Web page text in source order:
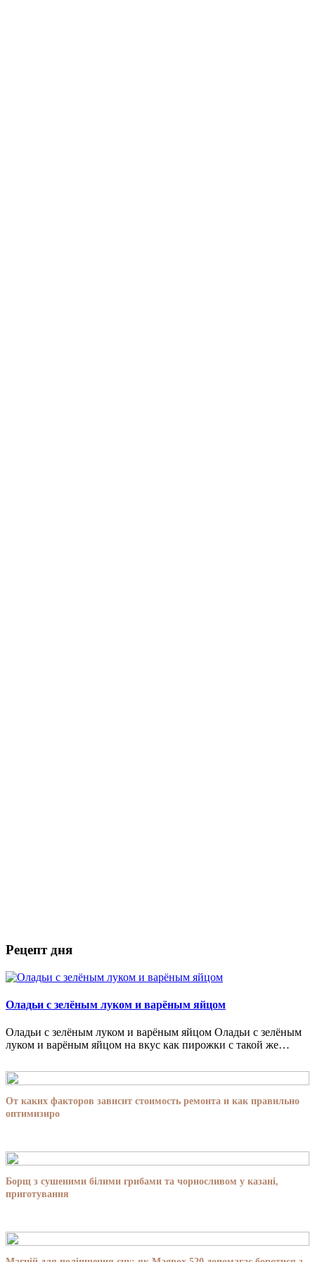
Рецепт дня
Оладьи с зелёным луком и варёным яйцом
Оладьи с зелёным луком и варёным яйцом Оладьи с зелёным
луком и варёным яйцом на вкус как пирожки с такой же…
От каких факторов зависит стоимость ремонта и как правильно
оптимизиро
Борщ з сушеними білими грибами та чорносливом у казані,
приготування